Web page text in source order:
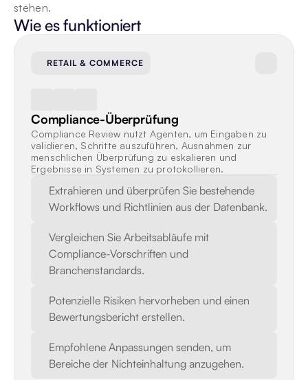
stehen.
Wie es funktioniert
Extrahieren und überprüfen Sie bestehende
Workflows und Richtlinien aus der Datenbank.
Vergleichen Sie Arbeitsabläufe mit
Compliance-Vorschriften und
Branchenstandards.
Potenzielle Risiken hervorheben und einen
Bewertungsbericht erstellen.
Empfohlene Anpassungen senden, um
Bereiche der Nichteinhaltung anzugehen.
RETAIL & COMMERCE
Compliance-Überprüfung
Compliance Review nutzt Agenten, um Eingaben zu
validieren, Schritte auszuführen, Ausnahmen zur
menschlichen Überprüfung zu eskalieren und
Ergebnisse in Systemen zu protokollieren.